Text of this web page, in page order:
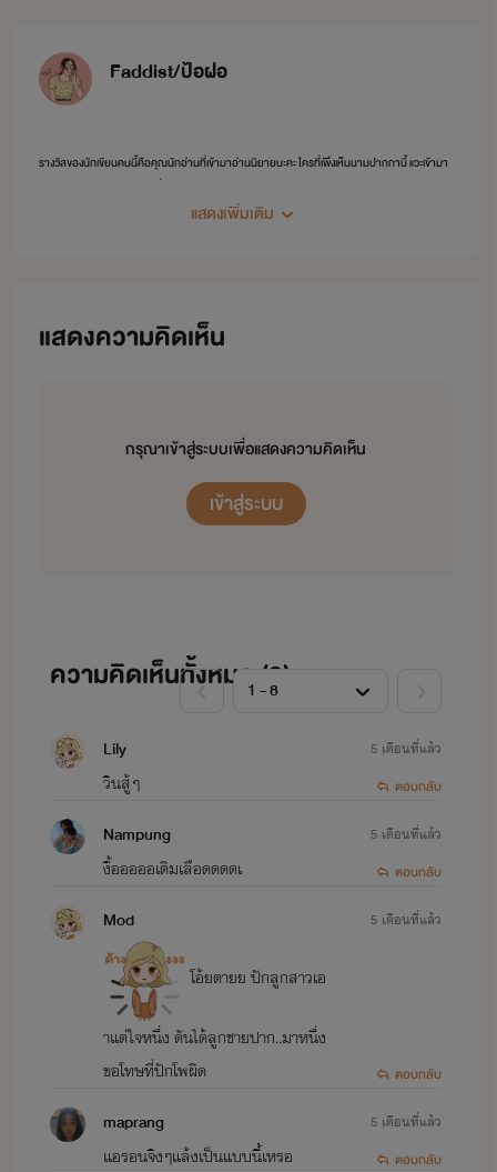
Faddist/ป้อฝอ
รางวัลของนักเขียนคนนี้คือคุณนักอ่านที่เข้ามาอ่านนิยายนะคะ ใครที่เพิ่งเห็นนามปากกานี้ แวะเข้ามา
เติมนิยายวายได้น้า มีหลายเรื่องราวหลายรสชาติให้ชิมค่ะ
แสดงเพิ่มเติม
แสดงความคิดเห็น
กรุณาเข้าสู่ระบบเพื่อแสดงความคิดเห็น
เข้าสู่ระบบ
ความคิดเห็นทั้งหมด (8)
Lily
วินสู้ๆ
5 เดือนที่แล้ว
ตอบกลับ
Nampung
งื้อออออเติมเลือดดดดเ
5 เดือนที่แล้ว
ตอบกลับ
Mod
โอ้ยตายย ปักลูกสาวเอ
าแต่ใจหนึ่ง ดันได้ลูกชายปาก..มาหนึ่ง
ขอโทษที่ปักโพผิด
5 เดือนที่แล้ว
ตอบกลับ
maprang
แอรอนจิงๆแล้งเป็นแบบนี้เหรอ
5 เดือนที่แล้ว
ตอบกลับ